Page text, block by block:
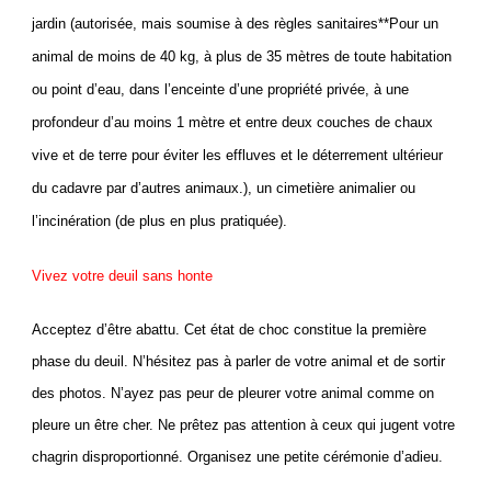
jardin (autorisée, mais soumise à des règles sanitaires**Pour un
animal de moins de 40 kg, à plus de 35 mètres de toute habitation
ou point d’eau, dans l’enceinte d’une propriété privée, à une
profondeur d’au moins 1 mètre et entre deux couches de chaux
vive et de terre pour éviter les effluves et le déterrement ultérieur
du cadavre par d’autres animaux. ), un cimetière animalier ou
l’incinération (de plus en plus pratiquée).
Vivez votre deuil sans honte
Acceptez d’être abattu. Cet état de choc constitue la première
phase du deuil. N’hésitez pas à parler de votre animal et de sortir
des photos. N’ayez pas peur de pleurer votre animal comme on
pleure un être cher. Ne prêtez pas attention à ceux qui jugent votre
chagrin disproportionné. Organisez une petite cérémonie d’adieu.